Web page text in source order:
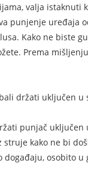
valja istaknuti
punjenje uređaja
Kako ne biste
Prema
držati uključen u
punjač
kako ne bi
događaju, osobito